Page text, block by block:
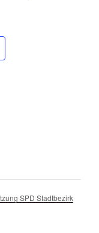
SPD Stadtbezirk